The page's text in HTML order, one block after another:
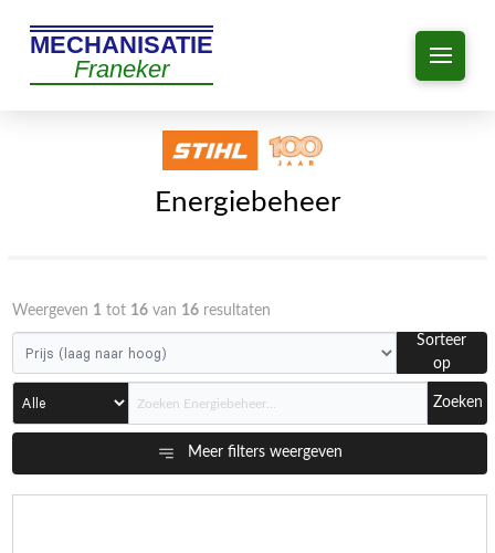
MECHANISATIE
Franeker
Energiebeheer
Weergeven 1tot 16van 16resultaten
Sorteer
op
Zoeken
Meer filters weergeven